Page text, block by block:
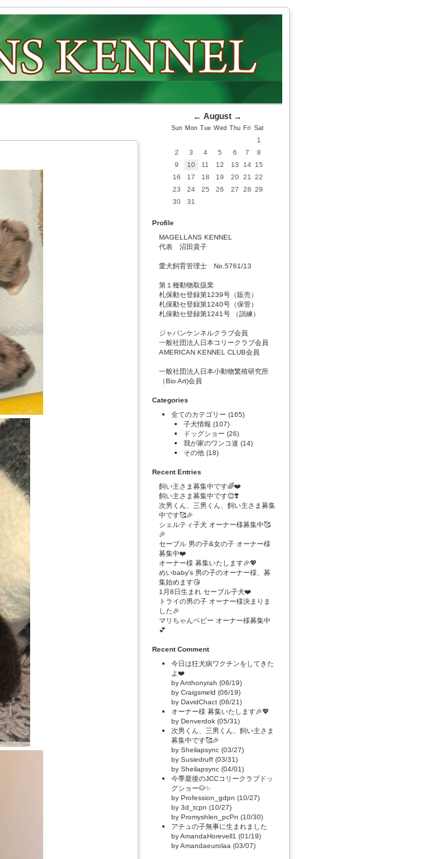
BBS
← August→
Sun Mon Tue Wed Thu Fri Sat
1
2
3 4 5 6 7
8
9
10 11 12 13 14 15
16
17 18 19 20 21
22
23
24 25 26 27 28 29
30
31
Profile
MAGELLANS KENNEL
代表 沼田貴子
愛犬飼育管理士 No.5761/13
第１種動物取扱業
札保動セ登録第1239号（販売）
札保動セ登録第1240号（保管）
札保動セ登録第1241号 （訓練）
ジャパンケンネルクラブ会員
一般社団法人日本コリークラブ会員
AMERICAN KENNEL CLUB会員
一般社団法人日本小動物繁殖研究所
（Bio Art)会員
Categories
全てのカテゴリー (165)
子犬情報 (107)
ドッグショー (26)
我が家のワンコ達 (14)
その他 (18)
Recent Entries
飼い主さま募集中です🌈❤️
飼い主さま募集中です😊❣️
次男くん、三男くん、飼い主さま募集
中です🥰🎉
シェルティ子犬 オーナー様募集中🥰
🎉
セーブル 男の子&女の子 オーナー様
募集中❤️
オーナー様 募集いたします🎉💖
めいbaby's 男の子のオーナー様、募
集始めます😘
1月8日生まれ セーブル子犬❤️
トライの男の子 オーナー様決まりま
した🎉
マリちゃんベビー オーナー様募集中
💕
Recent Comment
今日は狂犬病ワクチンをしてきた
よ❤️
by Anthonyrah (06/19)
by Craigsmeld (06/19)
by DavidChact (06/21)
オーナー様 募集いたします🎉💖
by Denverdok (05/31)
次男くん、三男くん、飼い主さま
募集中です🥰🎉
by Sheilapsync (03/27)
by Susiedruff (03/31)
by Sheilapsync (04/01)
今季最後のJCCコリークラブドッ
グショー🐶✨
by Profession_gdpn (10/27)
by 3d_tcpn (10/27)
by Promyshlen_pcPn (10/30)
アチュの子無事に生まれました
by AmandaHorevell1 (01/19)
by Amandaeurolaa (03/07)